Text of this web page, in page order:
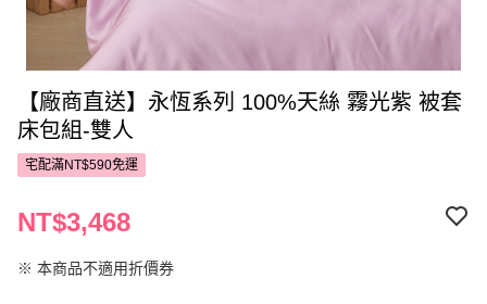
【廠商直送】永恆系列 100%天絲 霧光紫 被套
床包組-雙人
宅配滿NT$590免運
NT$3,468
※ 本商品不適用折價券